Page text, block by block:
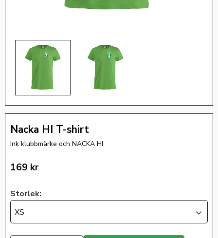
Nacka HI T-shirt
Ink klubbmärke och NACKA HI
169 kr
Storlek:
XS